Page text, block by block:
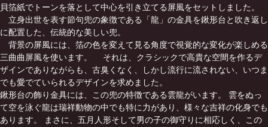
貝箔紙でトーンを落として中心を引き立てる屏風をセットしました。
立身出世を表す節句兜の象徴である「龍」の金具を鍬形台と吹き返し
に配置した、伝統的な美しい兜。
背景の屏風には、箔の色を変えて見る角度で視覚的な変化が楽しめる
三曲曲屏風を使います。 それは、クラシックで高貴な空間を作るデ
ザインでありながらも、古臭くなく、しかし流行に流されない、いつま
でも愛でていられるデザインを求めました。
鍬形台の飾り金具には、この兜の特徴である雲龍がいます。 雲をぬっ
て空を泳ぐ龍は瑞祥動物の中でも特に力があり、様々な吉祥の化身でも
あります。 まさに、五月人形そして男の子の御守りに相応しく、この